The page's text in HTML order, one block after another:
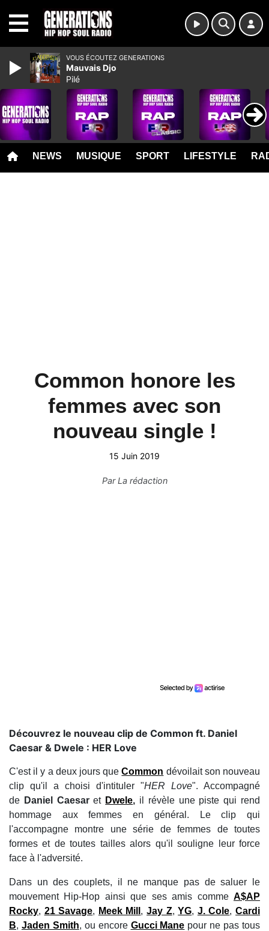
NEWS MUSIQUE SPORT LIFESTYLE
Common honore les
femmes avec son
nouveau single !
15 Juin 2019
ParLa rédaction
Découvrez le nouveau clip de Common ft. Daniel
Caesar & Dwele : HER Love
C'est il y a deux jours queCommon dévoilait son nouveau
clip qu'il a choisi d'intituler "HER Love". Accompagné
de Daniel Caesaret Dwele, il révèle une piste qui rend
hommage aux femmes en général. Le clip qui
l'accompagne montre une série de femmes de toutes
formes et de toutes tailles alors qu'il souligne leur force
face à l'adversité.
Dans un des couplets, il ne manque pas de saluer le
mouvement Hip-Hop ainsi que ses amis comme A$AP
Rocky, 21 Savage, Meek Mill ,Jay Z,YG, J. Cole,Cardi
B, Jaden Smith, ou encore Gucci Mane pour ne pas tous
VOUS ÉCOUTEZ GENERATIONS
Mauvais Djo
Pilé